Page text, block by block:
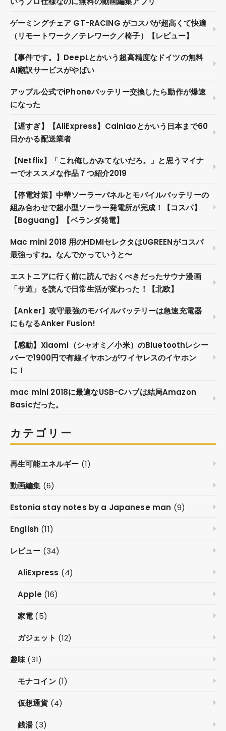
ゲーミングチェア GT-RACING がコスパが超高くて快適
（リモートワーク／テレワーク／椅子）【レビュー】
【事件です。】DeepLとかいう超高精度なドイツの無料
AI翻訳サービスがやばい
アップル公式でiPhoneバッテリー交換したら動作が爆速
になった
【遅すぎ】【AliExpress】Cainiaoとかいう日本まで60
日かかる配送業者
【Netflix】「これ俺しかみてないだろ。」と思うマイナ
ーでオススメな作品７つ紹介2019
【停電対策】中華ソーラーパネルとモバイルバッテリーの
組み合わせで超小型ソーラー発電所が完成！【コスパ】
【Boguang】【ベランダ発電】
Mac mini 2018 用のHDMIセレクタはUGREENがコスパ
最強っすね。なんでかっていうと〜
エストニアに行く前に読んでおくべきだったサウナ漫画
「サ道」を読んで日常生活が変わった！【北欧】
【Anker】攻守最強のモバイルバッテリーは急速充電器
にもなるAnker Fusion!
【感動】Xiaomi（シャオミ／小米）のBluetoothレシー
バーで1900円で有線イヤホンがワイヤレスのイヤホン
に！
mac mini 2018に最適なUSB-Cハブは結局Amazon
Basicだった。
カテゴリー
再生可能エネルギー (1)
動画編集 (6)
Estonia stay notes by a Japanese man (9)
English (11)
レビュー (34)
AliExpress (4)
Apple(16)
家電(5)
ガジェット (12)
趣味(31)
モナコイン(1)
仮想通貨(4)
銭湯 (3)